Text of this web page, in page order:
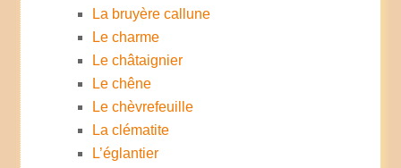
La bruyère callune
Le charme
Le châtaignier
Le chêne
Le chèvrefeuille
La clématite
L’églantier